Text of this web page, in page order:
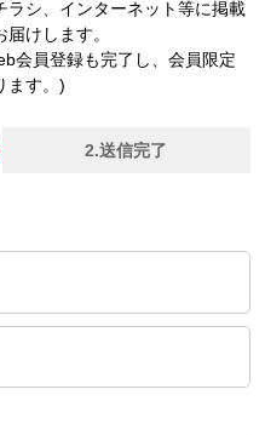
ラシ、インターネット等に掲載
けします。
会員登録も完了し、会員限定
ます。)
2.送信完了